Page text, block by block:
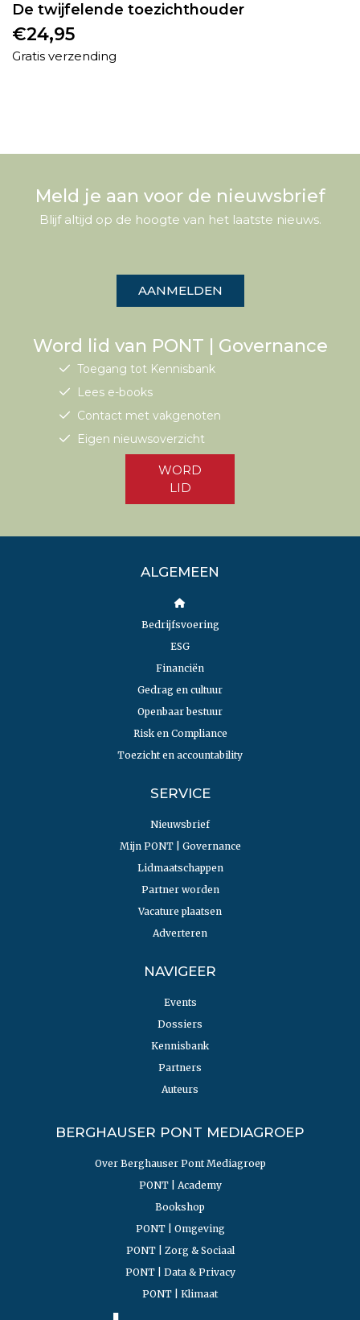
De twijfelende toezichthouder
€24,95
Gratis verzending
Meld je aan voor de nieuwsbrief
Blijf altijd op de hoogte van het laatste nieuws.
AANMELDEN
Word lid van PONT | Governance
Toegang tot Kennisbank
Lees e-books
Contact met vakgenoten
Eigen nieuwsoverzicht
WORD
LID
ALGEMEEN
Bedrijfsvoering
ESG
Financiën
Gedrag en cultuur
Openbaar bestuur
Risk en Compliance
Toezicht en accountability
SERVICE
Nieuwsbrief
Mijn PONT | Governance
Lidmaatschappen
Partner worden
Vacature plaatsen
Adverteren
NAVIGEER
Events
Dossiers
Kennisbank
Partners
Auteurs
BERGHAUSER PONT MEDIAGROEP
Over Berghauser Pont Mediagroep
PONT | Academy
Bookshop
PONT | Omgeving
PONT | Zorg & Sociaal
PONT | Data & Privacy
PONT | Klimaat